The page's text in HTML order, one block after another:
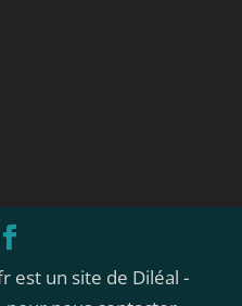
est un site de Diléal -